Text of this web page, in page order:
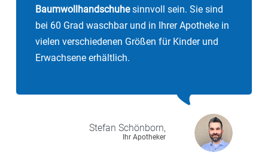
Baumwollhandschuhesinnvoll sein. Sie sind
bei 60 Grad waschbar und in Ihrer Apotheke in
vielen verschiedenen Größen für Kinder und
Erwachsene erhältlich.
Stefan Schönborn,
Ihr Apotheker